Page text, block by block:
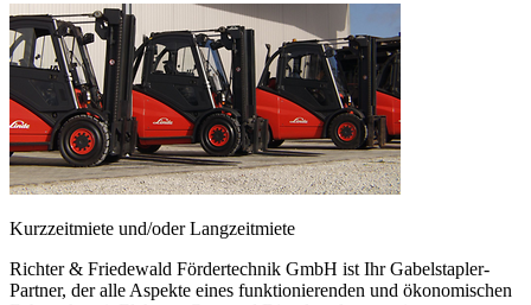
Kurzzeitmiete und/oder Langzeitmiete
Richter & Friedewald Fördertechnik GmbH ist Ihr Gabelstapler-
Partner, der alle Aspekte eines funktionierenden und ökonomischen